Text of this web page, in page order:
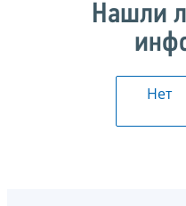
Нашли
Нет